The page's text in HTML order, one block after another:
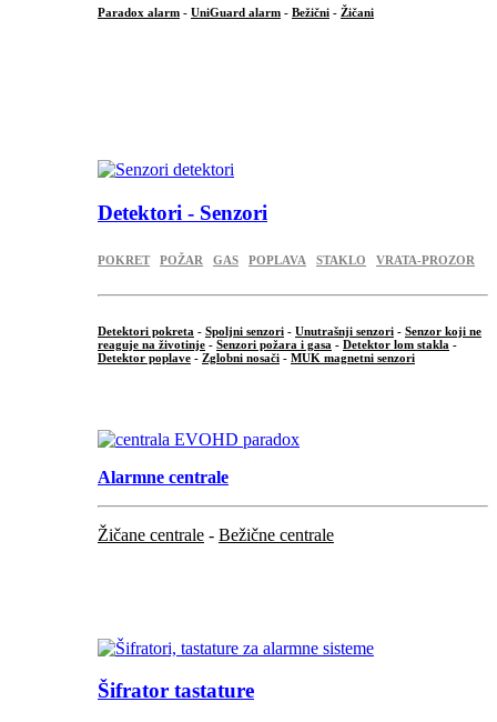
Paradox alarm - UniGuard alarm - Bežični - Žičani
Detektori - Senzori
POKRET POŽAR GAS POPLAVA STAKLO VRATA-PROZOR
Detektori pokreta - Spoljni senzori - Unutrašnji senzori - Senzor koji ne
reaguje na životinje - Senzori požara i gasa - Detektor lom stakla -
Detektor poplave - Zglobni nosači - MUK magnetni senzori
Alarmne centrale
Žičane centrale - Bežične centrale
Šifrator tastature